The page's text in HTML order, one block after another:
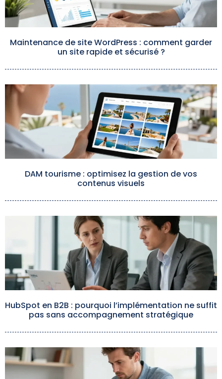
Maintenance de site WordPress : comment garder
un site rapide et sécurisé ?
DAM tourisme : optimisez la gestion de vos
contenus visuels
HubSpot en B2B : pourquoi l’implémentation ne suffit
pas sans accompagnement stratégique